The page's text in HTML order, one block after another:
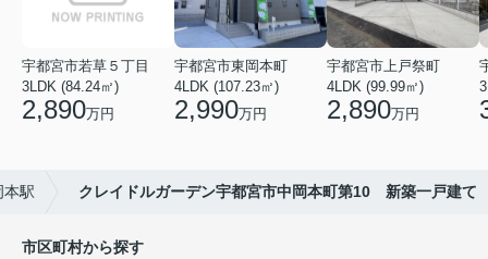
宇都宮市若草５丁目
3LDK (84.24㎡)
2,890万円
宇都宮市東岡本町
4LDK (107.23㎡)
2,990万円
宇都宮市上戸祭町
4LDK (99.99㎡)
2,890万円
本駅 クレイドルガーデン宇都宮市中岡本町第10 新築一戸建て
市区町村から探す